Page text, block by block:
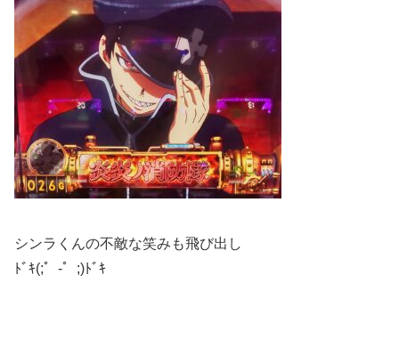
シンラくんの不敵な笑みも飛び出し
ﾄﾞｷ(;゜-゜;)ﾄﾞｷ